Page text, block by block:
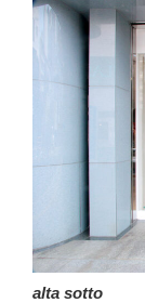
alta sotto